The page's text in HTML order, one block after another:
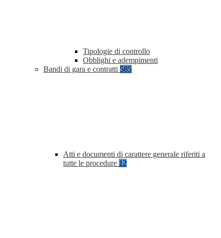
Tipologie di controllo
Obblighi e adempimenti
Bandi di gara e contratti 585
Atti e documenti di carattere generale riferiti a
tutte le procedure 12